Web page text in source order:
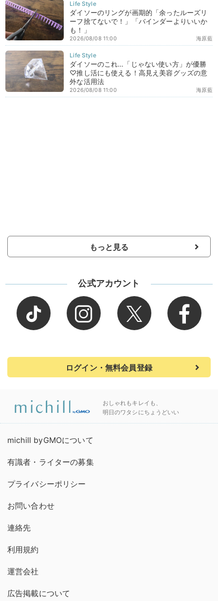
ダイソーのリングが画期的「余ったルーズリ
ーフ捨てないで！」「バインダーよりいいか
も！」
海原藍
2026/08/08 11:00
ダイソーのこれ…「じゃない使い方」が優勝
♡推し活にも使える！高見え美容グッズの意
外な活用法
海原藍
2026/08/08 11:00
もっと見る
公式アカウント
ログイン・無料会員登録
おしゃれもキレイも、
明日のワタシにちょうどいい
michill byGMOについて
有識者・ライターの募集
プライバシーポリシー
お問い合わせ
連絡先
利用規約
運営会社
広告掲載について